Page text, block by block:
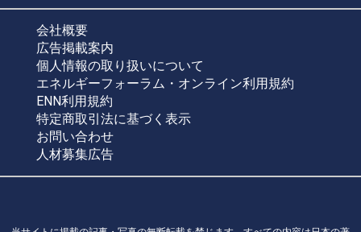
会社概要
広告掲載案内
個人情報の取り扱いについて
エネルギーフォーラム・オンライン利用規約
ENN利用規約
特定商取引法に基づく表示
お問い合わせ
人材募集広告